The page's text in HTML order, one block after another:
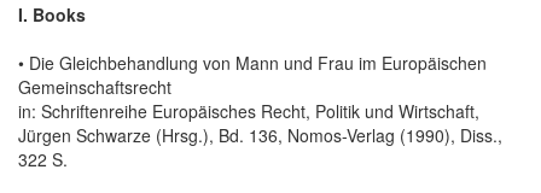
I. Books
• Die Gleichbehandlung von Mann und Frau im Europäischen
Gemeinschaftsrecht
in: Schriftenreihe Europäisches Recht, Politik und Wirtschaft,
Jürgen Schwarze (Hrsg.), Bd. 136, Nomos-Verlag (1990), Diss.,
322 S.